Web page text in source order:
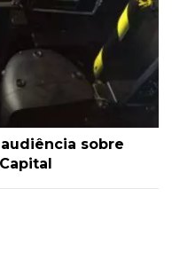
sobre